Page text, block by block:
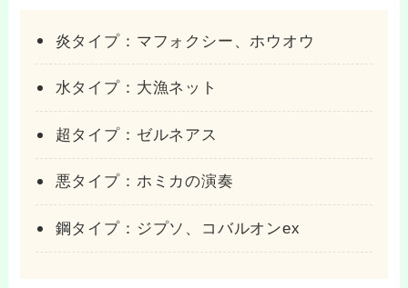
炎タイプ：マフォクシー、ホウオウ
水タイプ：大漁ネット
超タイプ：ゼルネアス
悪タイプ：ホミカの演奏
鋼タイプ：ジプソ、コバルオンex